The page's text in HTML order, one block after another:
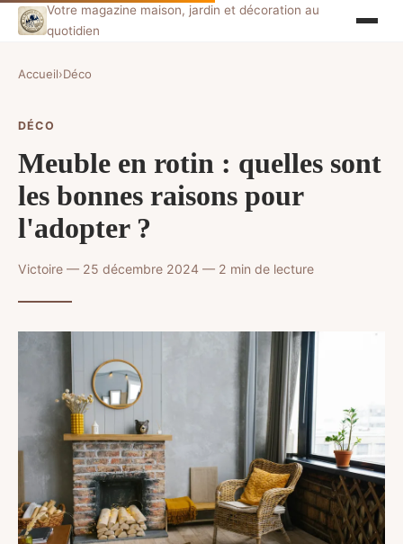
Votre magazine maison, jardin et décoration au
quotidien
Accueil›Déco
DÉCO
Meuble en rotin : quelles sont
les bonnes raisons pour
l'adopter ?
Victoire — 25 décembre 2024 — 2 min de lecture